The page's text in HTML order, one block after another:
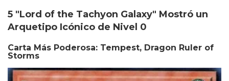
5 "Lord of the Tachyon Galaxy" Mostró un
Arquetipo Icónico de Nivel 0
Carta Más Poderosa: Tempest, Dragon Ruler of
Storms